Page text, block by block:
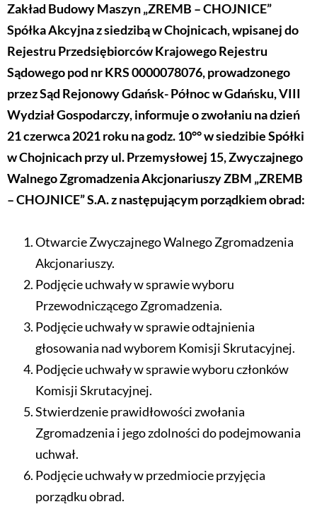
Zakład Budowy Maszyn „ZREMB – CHOJNICE”
Spółka Akcyjna z siedzibą w Chojnicach, wpisanej do
Rejestru Przedsiębiorców Krajowego Rejestru
Sądowego pod nr KRS 0000078076, prowadzonego
przez Sąd Rejonowy Gdańsk- Północ w Gdańsku, VIII
Wydział Gospodarczy, informuje o zwołaniu na dzień
21 czerwca 2021 roku na godz. 10°° w siedzibie Spółki
w Chojnicach przy ul. Przemysłowej 15, Zwyczajnego
Walnego Zgromadzenia Akcjonariuszy ZBM „ZREMB
– CHOJNICE” S.A. z następującym porządkiem obrad:
Otwarcie Zwyczajnego Walnego Zgromadzenia
Akcjonariuszy.
Podjęcie uchwały w sprawie wyboru
Przewodniczącego Zgromadzenia.
Podjęcie uchwały w sprawie odtajnienia
głosowania nad wyborem Komisji Skrutacyjnej.
Podjęcie uchwały w sprawie wyboru członków
Komisji Skrutacyjnej.
Stwierdzenie prawidłowości zwołania
Zgromadzenia i jego zdolności do podejmowania
uchwał.
Podjęcie uchwały w przedmiocie przyjęcia
porządku obrad.